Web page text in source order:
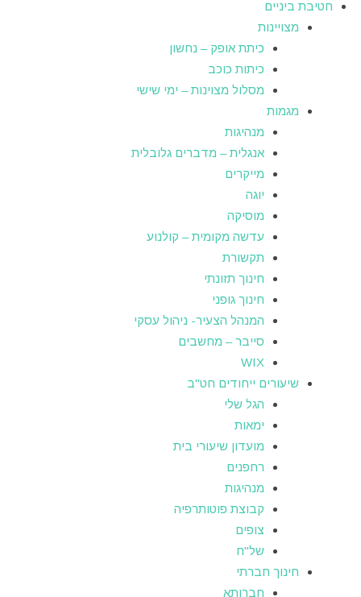
חטיבת ביניים
מצויינות
כיתת אופק – נחשון
כיתות כוכב
מסלול מצוינות – ימי שישי
מגמות
מנהיגות
אנגלית – מדברים גלובלית
מייקרים
יוגה
מוסיקה
עדשה מקומית – קולנוע
תקשורת
חינוך תזונתי
חינוך גופני
המנהל הצעיר- ניהול עסקי
סייבר – מחשבים
WIX
שיעורים ייחודים חט"ב
הגל שלי
ימאות
מועדון שיעורי בית
רחפנים
מנהיגות
קבוצת פוטותרפיה
צופים
של"ח
חינוך חברתי
חברותא